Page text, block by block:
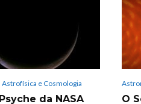
e Cosmologia
da NASA
O